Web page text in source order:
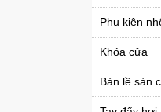
Phụ kiện
Khóa cửa
Bản lề sàn